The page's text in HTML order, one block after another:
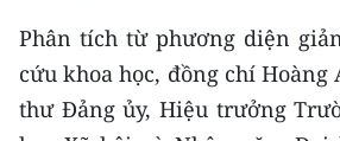
Đồng bằng sông Cửu Long
Chuyên trang Hà Nội
Phân tích từ phương diện
cứu khoa học, đồng chí Hoàng
thư Đảng ủy, Hiệu trưởng